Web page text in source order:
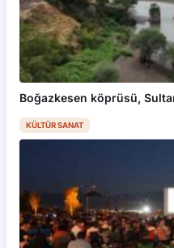
Boğazkesen köprüsü,
KÜLTÜR SANAT